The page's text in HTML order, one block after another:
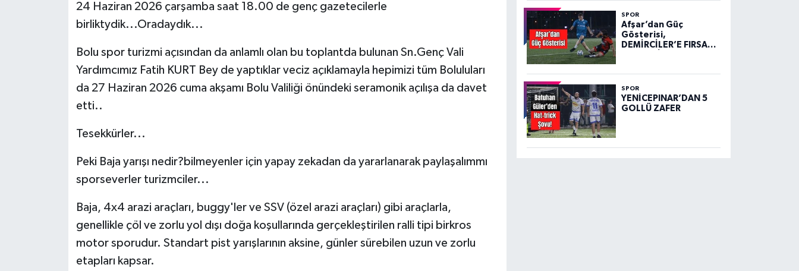
24 Haziran 2026 çarşamba saat 18.00 de genç gazetecilerle
birliktydik...Oradaydık...
Bolu spor turizmi açısından da anlamlı olan bu toplantda bulunan Sn.Genç Vali
Yardımcımız Fatih KURT Bey de yaptıklar veciz açıklamayla hepimizi tüm Boluluları
da 27 Haziran 2026 cuma akşamı Bolu Valiliği önündeki seramonik açılışa da davet
etti..
Tesekkürler...
Peki Baja yarışı nedir?bilmeyenler için yapay zekadan da yararlanarak paylaşalımmı
sporseverler turizmciler...
Baja, 4x4 arazi araçları, buggy'ler ve SSV (özel arazi araçları) gibi araçlarla,
genellikle çöl ve zorlu yol dışı doğa koşullarında gerçekleştirilen ralli tipi birkros
motor sporudur. Standart pist yarışlarının aksine, günler sürebilen uzun ve zorlu
etapları kapsar.
SPOR
Afşar’dan Güç
Gösterisi,
DEMİRCİLER’E FIRSAT
SPOR
YENİCEPINAR’DAN 5
GOLLÜ ZAFER